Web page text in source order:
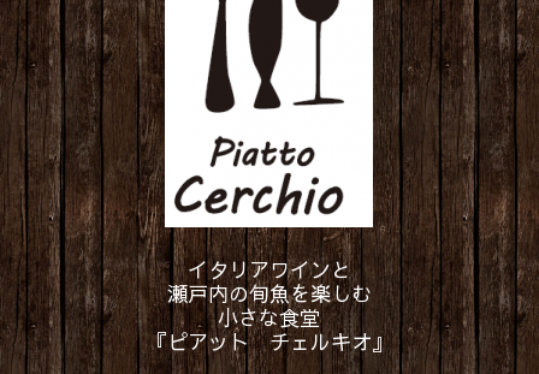
イタリアワインと
瀬戸内の旬魚を楽しむ
小さな食堂
『ピアット チェルキオ』